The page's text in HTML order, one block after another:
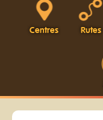
Centres Rutes